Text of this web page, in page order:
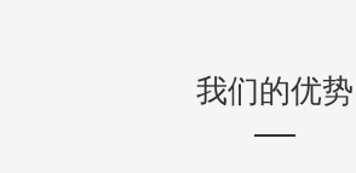
我们的优势